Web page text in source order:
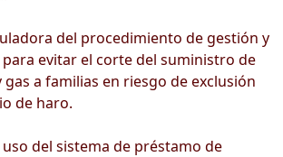
del procedimiento de gestión y
evitar el corte del suministro de
a familias en riesgo de exclusión
de haro.
del sistema de préstamo de